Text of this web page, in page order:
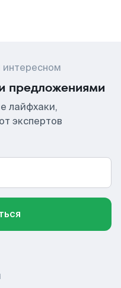
предложениями
лайфхаки,
экспертов